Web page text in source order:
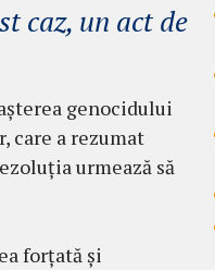
caz, un act de
genocidului
care a rezumat
urmează să
forțată și